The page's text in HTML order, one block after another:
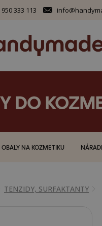
333 113
DO
OBALY NA KOZMETIKU
TENZIDY, SURFAKTANTY